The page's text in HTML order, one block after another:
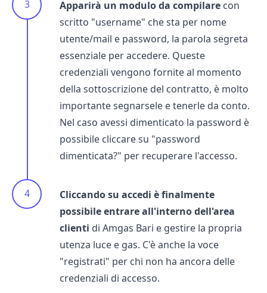
Apparirà un modulo da compilare con
scritto "username" che sta per nome
utente/mail e password, la parola segreta
essenziale per accedere. Queste
credenziali vengono fornite al momento
della sottoscrizione del contratto, è molto
importante segnarsele e tenerle da conto.
Nel caso avessi dimenticato la password è
possibile cliccare su "password
dimenticata?" per recuperare l'accesso.
Cliccando su accedi è finalmente
possibile entrare all'interno dell'area
clienti di Amgas Bari e gestire la propria
utenza luce e gas. C'è anche la voce
"registrati" per chi non ha ancora delle
credenziali di accesso.